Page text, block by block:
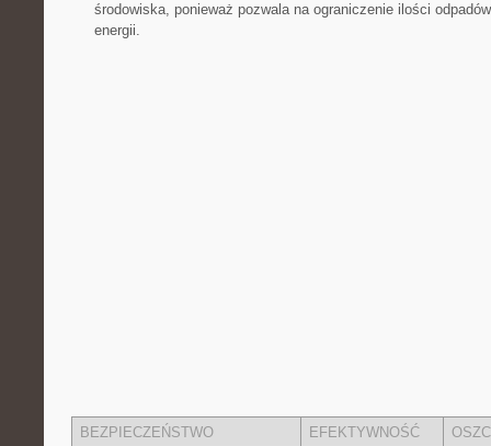
środowiska, ponieważ pozwala na ograniczenie ilości
energii.
BEZPIECZEŃSTWO EFEKTYWNOŚĆ